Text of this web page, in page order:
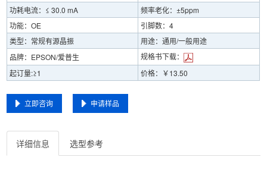
功耗电流：≤ 30.0 mA
频率老化：±5ppm
功能：OE
引脚数：4
类型：常规有源晶振
用途：通用/一般用途
品牌：EPSON/爱普生
规格书下载：
起订量:≥1
价格：￥13.50
立即咨询 申请样品
详细信息 选型参考